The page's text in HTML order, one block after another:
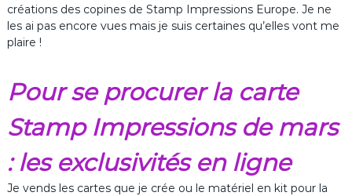
créations des copines de Stamp Impressions Europe. Je ne
les ai pas encore vues mais je suis certaines qu’elles vont me
plaire !
Pour se procurer la carte
Stamp Impressions de mars
: les exclusivités en ligne
Je vends les cartes que je crée ou le matériel en kit pour la